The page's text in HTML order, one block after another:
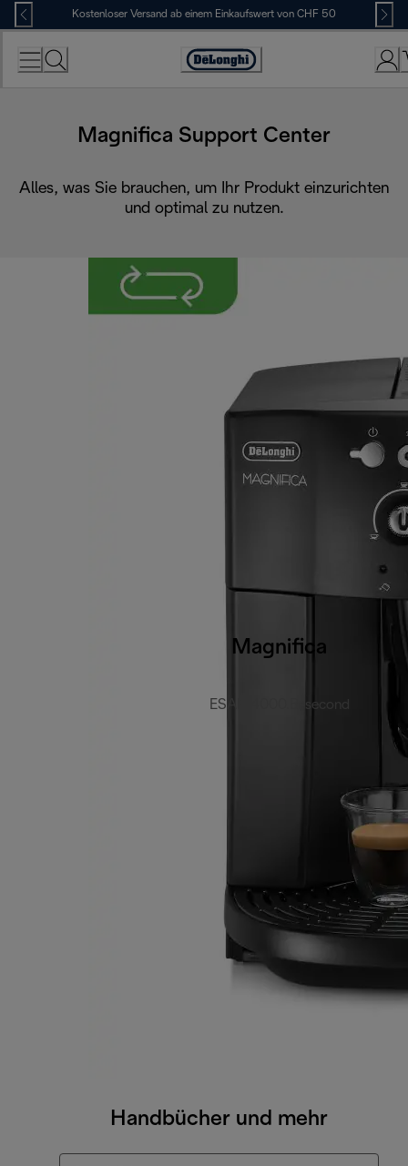
Skip
to
Content
Kostenloser Versand ab einem Einkaufswert von CHF 50
Erklärung
Magnifica Support Center
Alles, was Sie brauchen, um Ihr Produkt einzurichten
und optimal zu nutzen.
Magnifica
ESAM4000.B-second
Handbücher und mehr